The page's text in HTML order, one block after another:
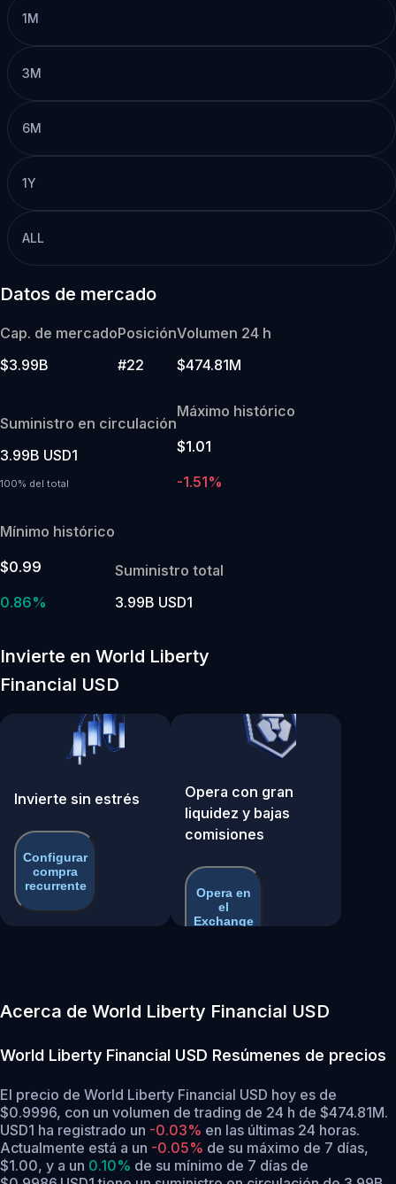
1M
3M
6M
1Y
ALL
Datos de mercado
Cap. de mercado
$3.99B
Posición
#22
Volumen 24 h
$474.81M
Suministro en circulación
3.99B USD1
100% del total
Máximo histórico
$1.01
-1.51%
Mínimo histórico
$0.99
0.86%
Suministro total
3.99B USD1
Invierte en World Liberty
Financial USD
Invierte sin estrés
Configurar
compra
recurrente
Opera con gran
liquidez y bajas
comisiones
Opera en
el
Exchange
Acerca de World Liberty Financial USD
World Liberty Financial USD Resúmenes de precios
El precio de World Liberty Financial USD hoy es de
$0.9996, con un volumen de trading de 24 h de $474.81M.
USD1 ha registrado un -0.03% en las últimas 24 horas.
Actualmente está a un -0.05% de su máximo de 7 días,
$1.00, y a un 0.10% de su mínimo de 7 días de